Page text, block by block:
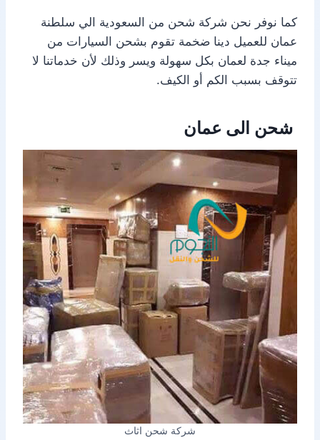
كما نوفر نحن شركة شحن من السعودية الي سلطنة
عمان للعميل دينا ضخمة تقوم بشحن السيارات من
ميناء جدة لعمان بكل سهولة ويسر وذلك لأن خدماتنا لا
تتوقف بسبب الكم أو الكيف.
شحن الى عمان
شركة شحن اثاث